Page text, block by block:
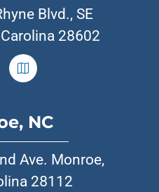
Blvd., SE
28602
NC
Ave. Monroe,
28112